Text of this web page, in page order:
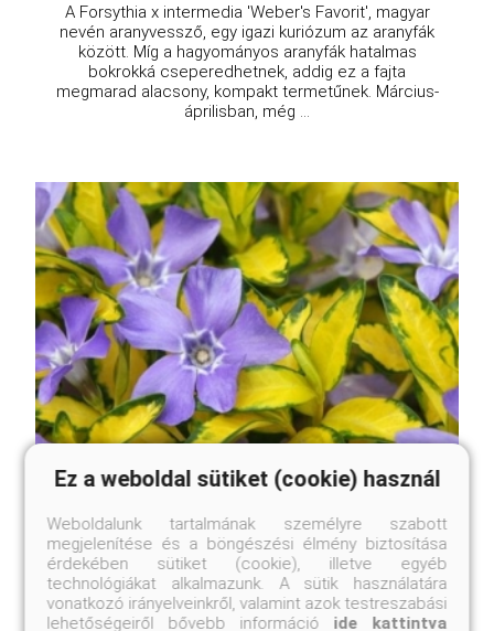
A Forsythia x intermedia 'Weber's Favorit', magyar
nevén aranyvessző, egy igazi kuriózum az aranyfák
között. Míg a hagyományos aranyfák hatalmas
bokrokká cseperedhetnek, addig ez a fajta
megmarad alacsony, kompakt termetűnek. Március-
áprilisban, még ...
Illumination kis meténg
Ez a weboldal sütiket (cookie) használ
Weboldalunk tartalmának személyre szabott
megjelenítése és a böngészési élmény biztosítása
érdekében sütiket (cookie), illetve egyéb
technológiákat alkalmazunk. A sütik használatára
vonatkozó irányelveinkről, valamint azok testreszabási
lehetőségeiről bővebb információ ide kattintva